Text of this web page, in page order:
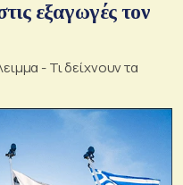
εξαγωγές τον
- Τι δείχνουν τα